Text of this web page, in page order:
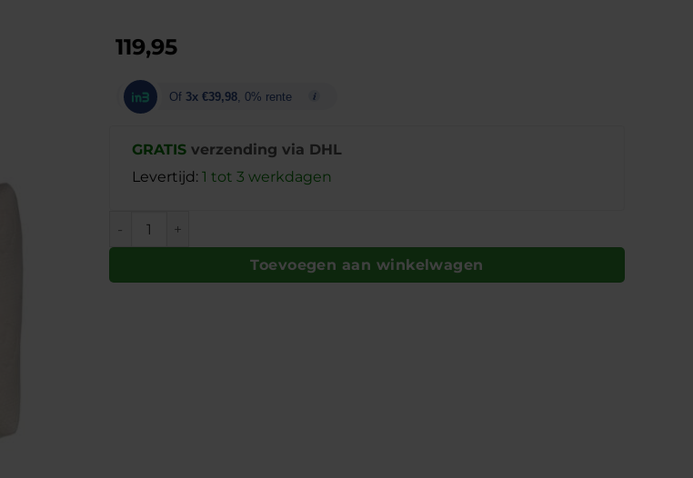
119,95
Of 3x €39,98, 0% rente
GRATIS verzending via DHL
Levertijd: 1 tot 3 werkdagen
Toevoegen aan winkelwagen